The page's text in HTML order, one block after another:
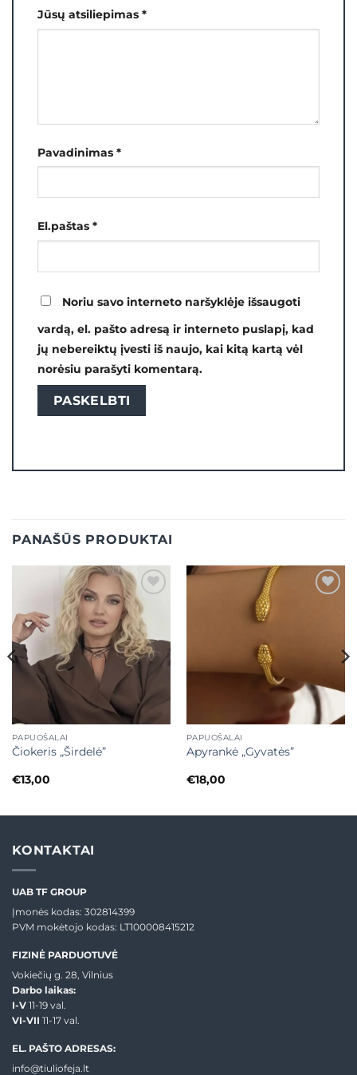
Jūsų atsiliepimas *
Pavadinimas *
El.paštas *
Noriu savo interneto naršyklėje išsaugoti
vardą, el. pašto adresą ir interneto puslapį, kad
jų nebereiktų įvesti iš naujo, kai kitą kartą vėl
norėsiu parašyti komentarą.
PANAŠŪS PRODUKTAI
Mėgstamiausias
PAPUOŠALAI
Čiokeris „Širdelė”
€13,00
Mėgstamiausias
PAPUOŠALAI
Apyrankė „Gyvatės”
€18,00
KONTAKTAI
UAB TF GROUP
Įmonės kodas: 302814399
PVM mokėtojo kodas: LT100008415212
FIZINĖ PARDUOTUVĖ
Vokiečių g. 28, Vilnius
Darbo laikas:
I-V 11-19 val.
VI-VII 11-17 val.
EL. PAŠTO ADRESAS:
info@tiuliofeja.lt